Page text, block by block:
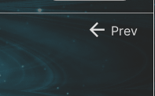
 Prev